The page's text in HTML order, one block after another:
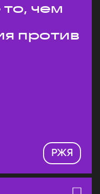
чем
против
РЖЯ